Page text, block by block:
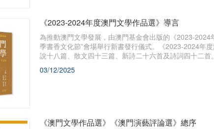
《2023-2024年度澳門文學作品選》導言
為推動澳門文學發展，由澳門基金會出版的《2023-
季書香文化節”會場舉行新書發行儀式。《2023-2024年
說十八篇、散文四十三篇、新詩二十六首及詩詞四十二首
03/12/2025
《澳門文學作品選》《澳門演藝評論選》總序